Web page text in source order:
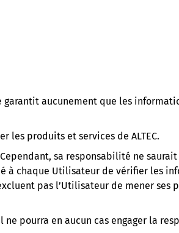
garantit aucunement que les
les produits et services de ALTEC.
sa responsabilité ne
à chaque Utilisateur de vérifier les
pas l’Utilisateur de mener
pourra en aucun cas engager la